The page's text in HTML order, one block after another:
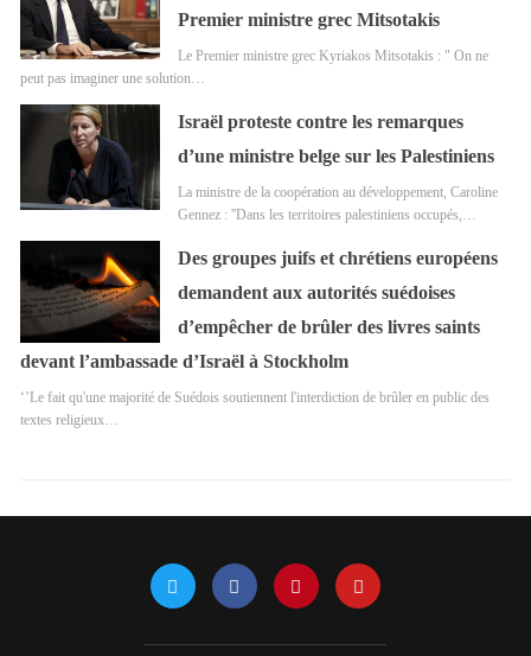
Premier ministre grec Mitsotakis
Le Premier ministre grec Kyriakos Mitsotakis : " On ne
peut pas imaginer une solution…
Israël proteste contre les remarques
d’une ministre belge sur les Palestiniens
La ministre de la coopération au développement, Caroline
Gennez : ''Dans les territoires palestiniens occupés,…
Des groupes juifs et chrétiens européens
demandent aux autorités suédoises
d’empêcher de brûler des livres saints
devant l’ambassade d’Israël à Stockholm
‘’Le fait qu'une majorité de Suédois soutiennent l'interdiction de brûler en public des
textes religieux…